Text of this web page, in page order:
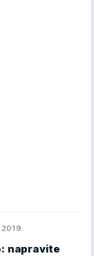
napravite